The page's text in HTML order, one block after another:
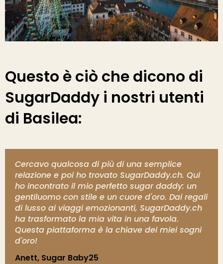
Questo è ciò che dicono di
SugarDaddy i nostri utenti
di Basilea:
Cercavo qualcosa di più di una semplice
relazione e poi ho trovato SugarDaddy.ch. Qui
ho incontrato il mio perfetto sugar daddy: un
gentiluomo con stile e un cuore d'oro. Dai regali
di lusso ai viaggi emozionanti, SugarDaddy.ch
ha trasformato la mia vita in una favola.
Questa piattaforma è la chiave dei miei sogni
d'oro!
Anett, Sugar Baby25